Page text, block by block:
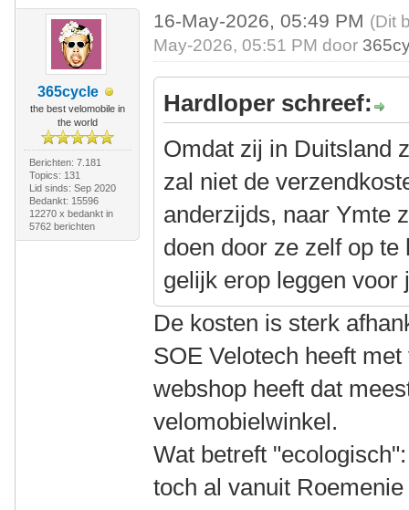
365cycle
the best velomobile in
the world
Berichten: 7.181
Topics: 131
Lid sinds: Sep 2020
Bedankt: 15596
12270 x bedankt in
5762 berichten
16-May-2026, 05:49 PM (Dit
May-2026, 05:51 PM door
Hardloper schreef:
Omdat zij in Duitsland
zal niet de
anderzijds, naar Ymte
doen door ze zelf op
gelijk erop leggen voor
De kosten is sterk
SOE Velotech heeft
webshop heeft dat
velomobielwinkel.
Wat betreft
toch al vanuit